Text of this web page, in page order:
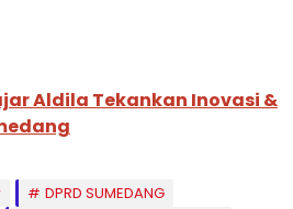
Aldila Tekankan Inovasi &
DPRD SUMEDANG